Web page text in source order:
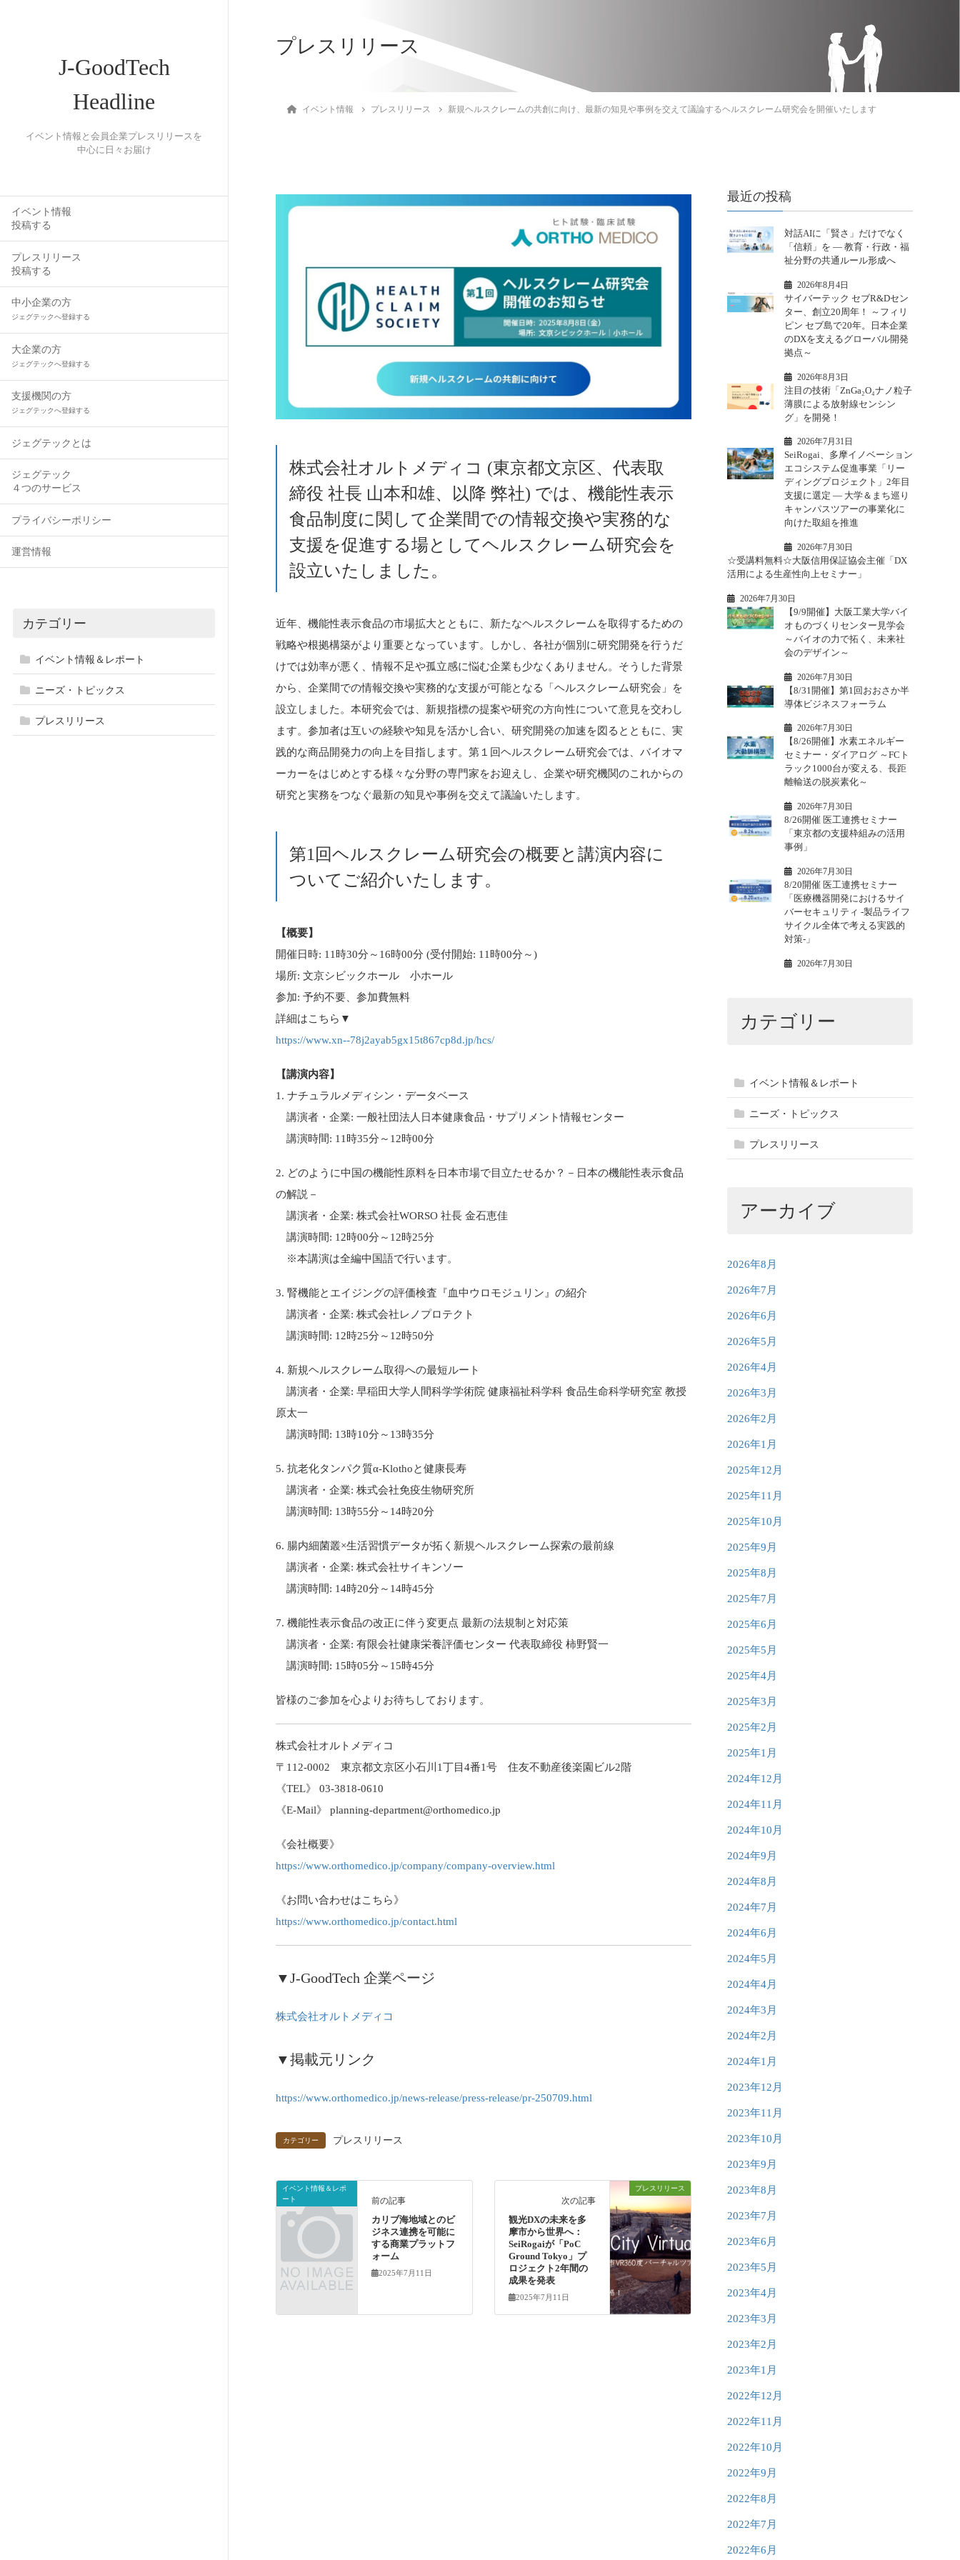
J-GoodTech
Headline
イベント情報と会員企業プレスリリースを
中心に日々お届け
イベント情報
投稿する
プレスリリース
投稿する
中小企業の方
ジェグテックへ登録する
大企業の方
ジェグテックへ登録する
支援機関の方
ジェグテックへ登録する
ジェグテックとは
ジェグテック
４つのサービス
プライバシーポリシー
運営情報
カテゴリー
イベント情報＆レポート
ニーズ・トピックス
プレスリリース
プレスリリース
イベント情報 プレスリリース 新規ヘルスクレームの共創に向け、最新の知見や事例を交えて議論するヘルスクレーム研究会を開催いたします
株式会社オルトメディコ (東京都文京区、代表取
締役 社長 山本和雄、以降 弊社) では、機能性表示
食品制度に関して企業間での情報交換や実務的な
支援を促進する場としてヘルスクレーム研究会を
設立いたしました。
近年、機能性表示食品の市場拡大とともに、新たなヘルスクレームを取得するための
戦略や根拠構築がより重要となっています。しかし、各社が個別に研究開発を行うだ
けでは効率が悪く、情報不足や孤立感に悩む企業も少なくありません。そうした背景
から、企業間での情報交換や実務的な支援が可能となる「ヘルスクレーム研究会」を
設立しました。本研究会では、新規指標の提案や研究の方向性について意見を交わし
ます。参加者は互いの経験や知見を活かし合い、研究開発の加速を図るとともに、実
践的な商品開発力の向上を目指します。第１回ヘルスクレーム研究会では、バイオマ
ーカーをはじめとする様々な分野の専門家をお迎えし、企業や研究機関のこれからの
研究と実務をつなぐ最新の知見や事例を交えて議論いたします。
第1回ヘルスクレーム研究会の概要と講演内容に
ついてご紹介いたします。
【概要】
開催日時: 11時30分～16時00分 (受付開始: 11時00分～)
場所: 文京シビックホール 小ホール
参加: 予約不要、参加費無料
詳細はこちら▼
https://www.xn--78j2ayab5gx15t867cp8d.jp/hcs/
【講演内容】
1. ナチュラルメディシン・データベース
講演者・企業: 一般社団法人日本健康食品・サプリメント情報センター
講演時間: 11時35分～12時00分
2. どのように中国の機能性原料を日本市場で目立たせるか？－日本の機能性表示食品
の解説－
講演者・企業: 株式会社WORSO 社長 金石恵佳
講演時間: 12時00分～12時25分
※本講演は全編中国語で行います。
3. 腎機能とエイジングの評価検査『血中ウロモジュリン』の紹介
講演者・企業: 株式会社レノプロテクト
講演時間: 12時25分～12時50分
4. 新規ヘルスクレーム取得への最短ルート
講演者・企業: 早稲田大学人間科学学術院 健康福祉科学科 食品生命科学研究室 教授
原太一
講演時間: 13時10分～13時35分
5. 抗老化タンパク質α-Klothoと健康長寿
講演者・企業: 株式会社免疫生物研究所
講演時間: 13時55分～14時20分
6. 腸内細菌叢×生活習慣データが拓く新規ヘルスクレーム探索の最前線
講演者・企業: 株式会社サイキンソー
講演時間: 14時20分～14時45分
7. 機能性表示食品の改正に伴う変更点 最新の法規制と対応策
講演者・企業: 有限会社健康栄養評価センター 代表取締役 柿野賢一
講演時間: 15時05分～15時45分
皆様のご参加を心よりお待ちしております。
株式会社オルトメディコ
〒112-0002 東京都文京区小石川1丁目4番1号 住友不動産後楽園ビル2階
《TEL》 03-3818-0610
《E-Mail》 planning-department@orthomedico.jp
《会社概要》
https://www.orthomedico.jp/company/company-overview.html
《お問い合わせはこちら》
https://www.orthomedico.jp/contact.html
▼J-GoodTech 企業ページ
株式会社オルトメディコ
▼掲載元リンク
https://www.orthomedico.jp/news-release/press-release/pr-250709.html
カテゴリー プレスリリース
イベント情報＆レポ
ート
前の記事
カリブ海地域とのビ
ジネス連携を可能に
する商業プラットフ
ォーム
2025年7月11日
プレスリリース
次の記事
観光DXの未来を多
摩市から世界へ：
SeiRogaiが「PoC
Ground Tokyo」プ
ロジェクト2年間の
成果を発表
2025年7月11日
最近の投稿
対話AIに「賢さ」だけでなく
「信頼」を ― 教育・行政・福
祉分野の共通ルール形成へ
2026年8月4日
サイバーテック セブR&Dセン
ター、創立20周年！ ～フィリ
ピン セブ島で20年。日本企業
のDXを支えるグローバル開発
拠点～
2026年8月3日
注目の技術「ZnGa₂O₄ナノ粒子
薄膜による放射線センシン
グ」を開発！
2026年7月31日
SeiRogai、多摩イノベーション
エコシステム促進事業「リー
ディングプロジェクト」2年目
支援に選定 ― 大学＆まち巡り
キャンパスツアーの事業化に
向けた取組を推進
2026年7月30日
☆受講料無料☆大阪信用保証協会主催「DX
活用による生産性向上セミナー」
2026年7月30日
【9/9開催】大阪工業大学バイ
オものづくりセンター見学会
～バイオの力で拓く、未来社
会のデザイン～
2026年7月30日
【8/31開催】第1回おおさか半
導体ビジネスフォーラム
2026年7月30日
【8/26開催】水素エネルギー
セミナー・ダイアログ ～FCト
ラック1000台が変える、長距
離輸送の脱炭素化～
2026年7月30日
8/26開催 医工連携セミナー
「東京都の支援枠組みの活用
事例」
2026年7月30日
8/20開催 医工連携セミナー
「医療機器開発におけるサイ
バーセキュリティ -製品ライフ
サイクル全体で考える実践的
対策-」
2026年7月30日
カテゴリー
イベント情報＆レポート
ニーズ・トピックス
プレスリリース
アーカイブ
2026年8月
2026年7月
2026年6月
2026年5月
2026年4月
2026年3月
2026年2月
2026年1月
2025年12月
2025年11月
2025年10月
2025年9月
2025年8月
2025年7月
2025年6月
2025年5月
2025年4月
2025年3月
2025年2月
2025年1月
2024年12月
2024年11月
2024年10月
2024年9月
2024年8月
2024年7月
2024年6月
2024年5月
2024年4月
2024年3月
2024年2月
2024年1月
2023年12月
2023年11月
2023年10月
2023年9月
2023年8月
2023年7月
2023年6月
2023年5月
2023年4月
2023年3月
2023年2月
2023年1月
2022年12月
2022年11月
2022年10月
2022年9月
2022年8月
2022年7月
2022年6月